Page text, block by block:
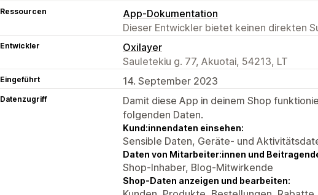
Ressourcen
App-Dokumentation
Dieser Entwickler bietet keinen direkten
Entwickler
Oxilayer
Sauletekiu g. 77, Akuotai, 54213, LT
Eingeführt 14. September 2023
Datenzugriff
Damit diese App in deinem Shop
folgenden Daten.
Kund:innendaten einsehen:
Sensible Daten, Geräte- und
Daten von Mitarbeiter:innen und
Shop-Inhaber, Blog-Mitwirkende
Shop-Daten anzeigen und bearbeiten: